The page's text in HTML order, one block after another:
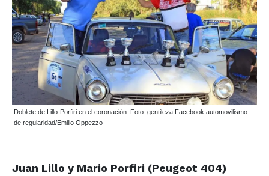
Doblete de Lillo-Porfiri en el coronación. Foto: gentileza Facebook automovilismo
de regularidad/Emilio Oppezzo
Juan Lillo y Mario Porfiri (Peugeot 404)